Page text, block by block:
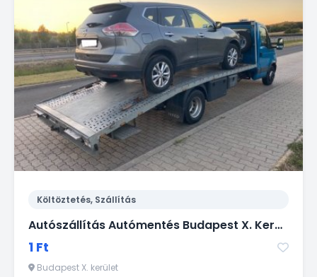
Költöztetés, Szállítás
Autószállítás Autómentés Budapest X. Kerület.
1 Ft
Budapest X. kerület